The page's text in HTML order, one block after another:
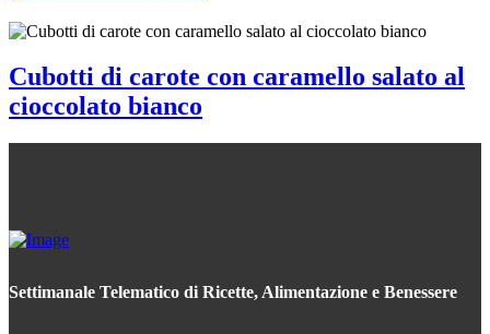
Cubotti di carote con caramello salato al
cioccolato bianco
Settimanale Telematico di Ricette, Alimentazione e Benessere